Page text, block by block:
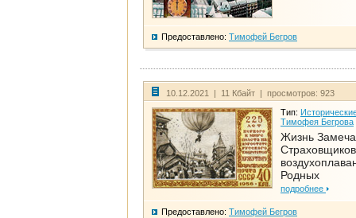
Предоставлено: Тимофей Бегров
10.12.2021 | 11 Кбайт | просмотров: 923
Тип:
Тимофея Бегрова
Жизнь
Родных
подробнее
Предоставлено: Тимофей Бегров